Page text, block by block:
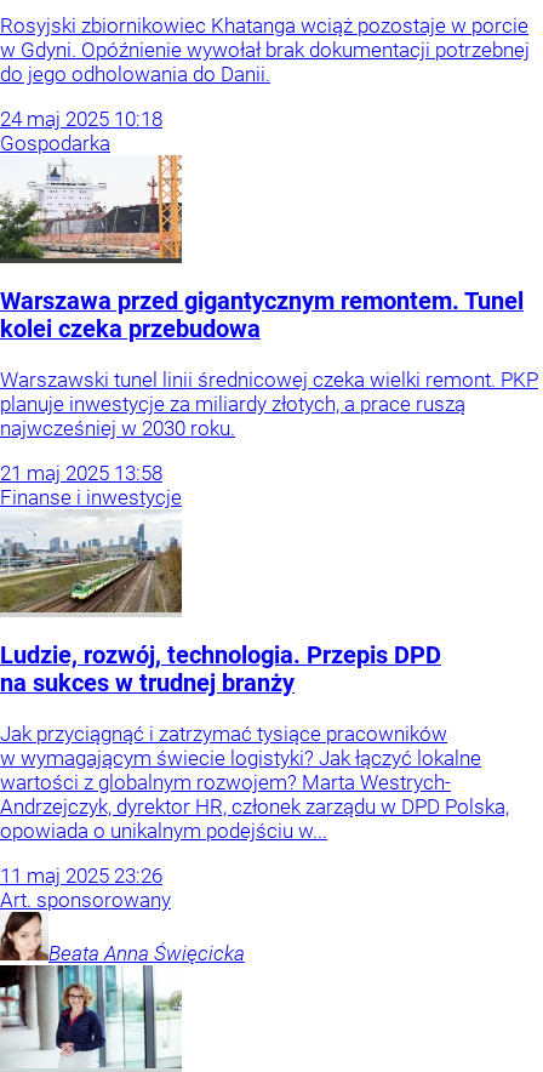
Rosyjski zbiornikowiec Khatanga wciąż pozostaje w porcie
w Gdyni. Opóźnienie wywołał brak dokumentacji potrzebnej
do jego odholowania do Danii.
24 maj 2025 10:18
Gospodarka
Warszawa przed gigantycznym remontem. Tunel
kolei czeka przebudowa
Warszawski tunel linii średnicowej czeka wielki remont. PKP
planuje inwestycje za miliardy złotych, a prace ruszą
najwcześniej w 2030 roku.
21 maj 2025 13:58
Finanse i inwestycje
Ludzie, rozwój, technologia. Przepis DPD
na sukces w trudnej branży
Jak przyciągnąć i zatrzymać tysiące pracowników
w wymagającym świecie logistyki? Jak łączyć lokalne
wartości z globalnym rozwojem? Marta Westrych-
Andrzejczyk, dyrektor HR, członek zarządu w DPD Polska,
opowiada o unikalnym podejściu w...
11 maj 2025 23:26
Art. sponsorowany
Beata Anna Święcicka